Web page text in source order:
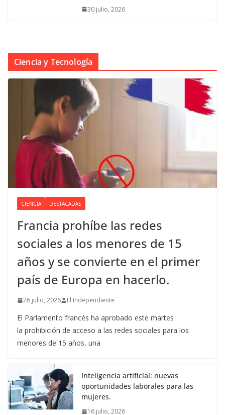
30 julio, 2026
Ciencia y Tecnología
CIENCIA DESTACADAS
Francia prohíbe las redes
sociales a los menores de 15
años y se convierte en el primer
país de Europa en hacerlo.
26 julio, 2026 El Independiente
El Parlamento francés ha aprobado este martes
la prohibición de acceso a las redes sociales para los
menores de 15 años, una
Inteligencia artificial: nuevas
oportunidades laborales para las
mujeres.
16 julio, 2026